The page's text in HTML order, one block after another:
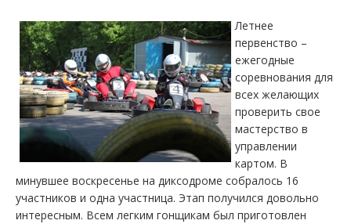
Летнее
первенство –
ежегодные
соревнования для
всех желающих
проверить свое
мастерство в
управлении
картом. В
минувшее воскресенье на диксодроме собралось 16
участников и одна участница. Этап получился довольно
интересным. Всем легким гонщикам был приготовлен